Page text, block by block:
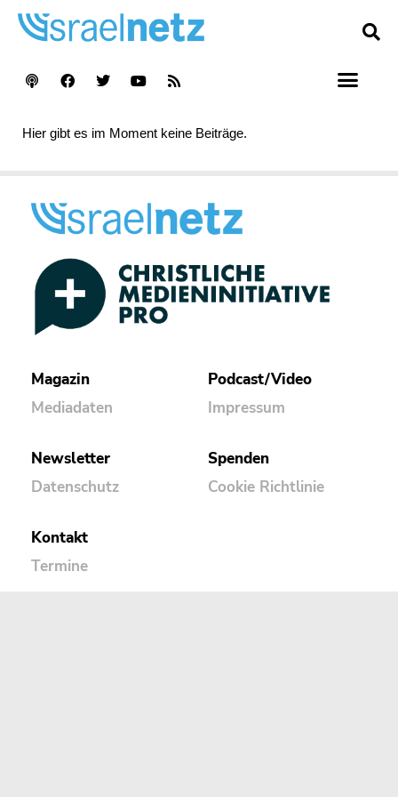
Hier gibt es im Moment keine Beiträge.
Magazin
Mediadaten
Podcast/Video
Impressum
Newsletter
Datenschutz
Spenden
Cookie Richtlinie
Kontakt
Termine